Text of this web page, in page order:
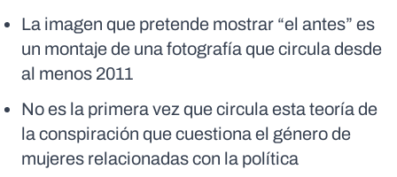
La imagen que pretende mostrar “el antes” es
un montaje de una fotografía que circula desde
al menos 2011
No es la primera vez que circula esta teoría de
la conspiración que cuestiona el género de
mujeres relacionadas con la política